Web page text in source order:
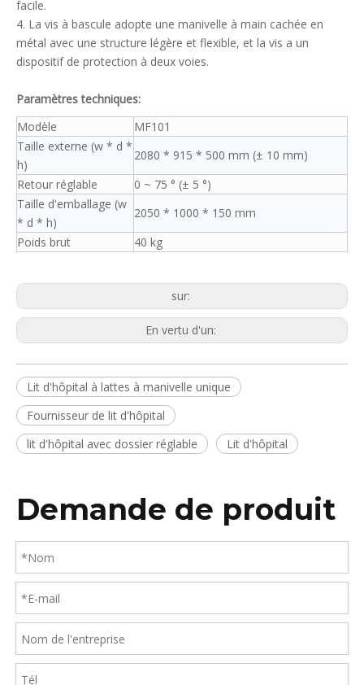
facile.
4. La vis à bascule adopte une manivelle à main cachée en
métal avec une structure légère et flexible, et la vis a un
dispositif de protection à deux voies.
Paramètres techniques:
Modèle
MF101
Taille externe (w * d *
h)
2080 * 915 * 500 mm (± 10 mm)
Retour réglable
0 ~ 75 ° (± 5 °)
Taille d'emballage (w
* d * h)
2050 * 1000 * 150 mm
Poids brut
40 kg
sur:
En vertu d'un:
Lit d'hôpital à lattes à manivelle unique
Fournisseur de lit d'hôpital
lit d'hôpital avec dossier réglable
Lit d'hôpital
Demande de produit